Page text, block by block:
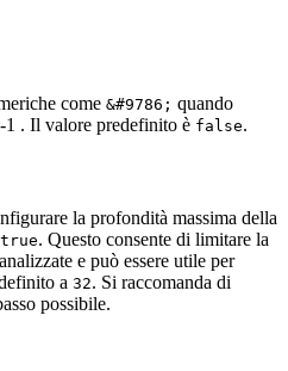
come &#9786; quando
. Il valore predefinito è false.
la profondità massima della
true. Questo consente di limitare la
e può essere utile per
a 32. Si raccomanda di
possibile.